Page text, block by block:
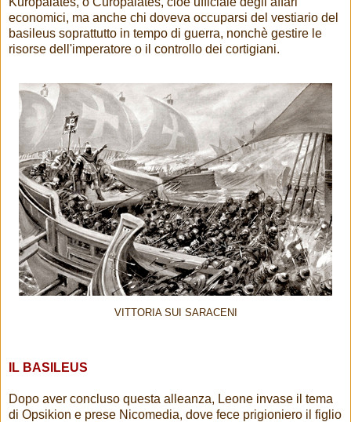
economici, ma anche chi doveva occuparsi del vestiario del
basileus soprattutto in tempo di guerra, nonchè gestire le
risorse dell'imperatore o il controllo dei cortigiani.
VITTORIA SUI SARACENI
IL BASILEUS
Dopo aver concluso questa alleanza, Leone invase il tema
di Opsikion e prese Nicomedia, dove fece prigioniero il figlio